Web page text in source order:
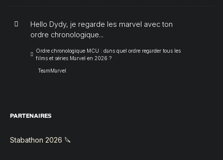
Hello Dydy, je regarde les marvel avec ton
ordre chronologique...
Ordre chronologique MCU : dans quel ordre regarder tous les
films et séries Marvel en 2026 ?
TeamMarvel
PARTENAIRES
Stabathon 2026 🔪